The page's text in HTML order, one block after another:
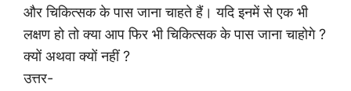
और चिकित्सक के पास जाना चाहते हैं। यदि इनमें से एक भी
लक्षण हो तो क्या आप फिर भी चिकित्सक के पास जाना चाहोगे ?
क्यों अथवा क्यों नहीं ?
उत्तर-